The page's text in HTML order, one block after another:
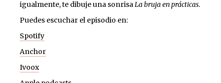
igualmente, te dibuje una sonrisaLa bruja en prácticas.
Puedes escuchar el episodio en:
Spotify
Anchor
Ivoox